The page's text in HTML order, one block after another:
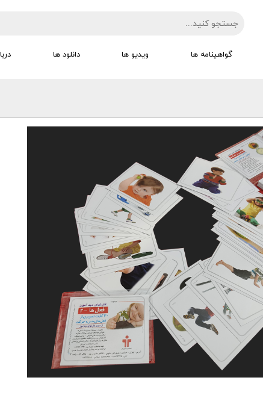
تجهیزات مکانوتراپی تجهیزات الکترو تراپی
گواهینامه ها ویدیو ها دانلود ها